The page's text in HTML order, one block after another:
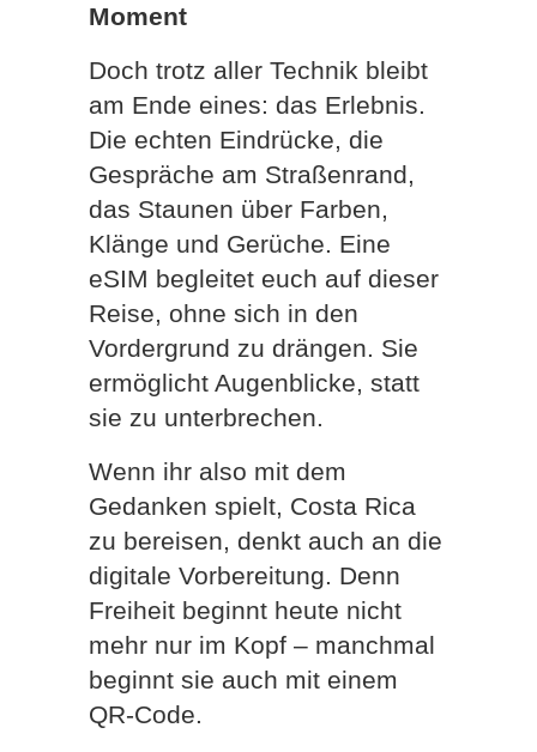
Moment
Doch trotz aller Technik bleibt
am Ende eines: das Erlebnis.
Die echten Eindrücke, die
Gespräche am Straßenrand,
das Staunen über Farben,
Klänge und Gerüche. Eine
eSIM begleitet euch auf dieser
Reise, ohne sich in den
Vordergrund zu drängen. Sie
ermöglicht Augenblicke, statt
sie zu unterbrechen.
Wenn ihr also mit dem
Gedanken spielt, Costa Rica
zu bereisen, denkt auch an die
digitale Vorbereitung. Denn
Freiheit beginnt heute nicht
mehr nur im Kopf – manchmal
beginnt sie auch mit einem
QR-Code.